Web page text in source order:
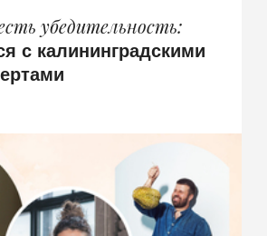
убедительность
с калининградскими